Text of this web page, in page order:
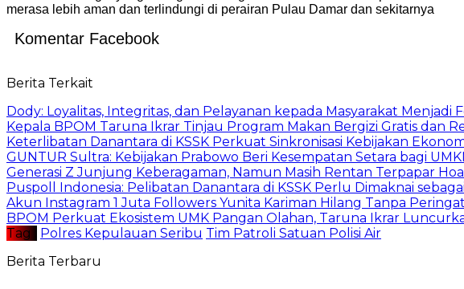
merasa lebih aman dan terlindungi di perairan Pulau Damar dan sekitarnya
Komentar Facebook
Berita Terkait
Dody: Loyalitas, Integritas, dan Pelayanan kepada Masyarakat Menjadi
Kepala BPOM Taruna Ikrar Tinjau Program Makan Bergizi Gratis dan
Keterlibatan Danantara di KSSK Perkuat Sinkronisasi Kebijakan
GUNTUR Sultra: Kebijakan Prabowo Beri Kesempatan Setara bagi
Generasi Z Junjung Keberagaman, Namun Masih Rentan Terpapar
Puspoll Indonesia: Pelibatan Danantara di KSSK Perlu Dimaknai
Akun Instagram 1 Juta Followers Yunita Kariman Hilang Tanpa
BPOM Perkuat Ekosistem UMK Pangan Olahan, Taruna Ikrar
Tag :
Polres Kepulauan Seribu Tim Patroli Satuan Polisi Air
Berita Terbaru